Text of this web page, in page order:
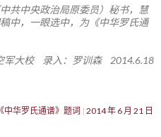
共中央政治局原委员）秘书，慧
中，一眼选中，为《中华罗氏通
军大校 录入：罗训森 2014.6.18
中华罗氏通谱》题词 2014 年 6 月 21 日